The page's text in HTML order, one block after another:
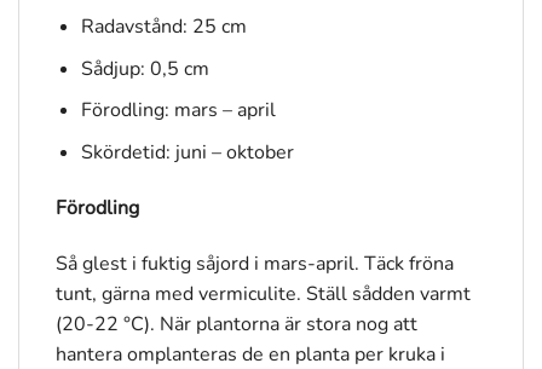
Radavstånd: 25 cm
Sådjup: 0,5 cm
Förodling: mars – april
Skördetid: juni – oktober
Förodling
Så glest i fuktig såjord i mars-april. Täck fröna
tunt, gärna med vermiculite. Ställ sådden varmt
(20-22 °C). När plantorna är stora nog att
hantera omplanteras de en planta per kruka i